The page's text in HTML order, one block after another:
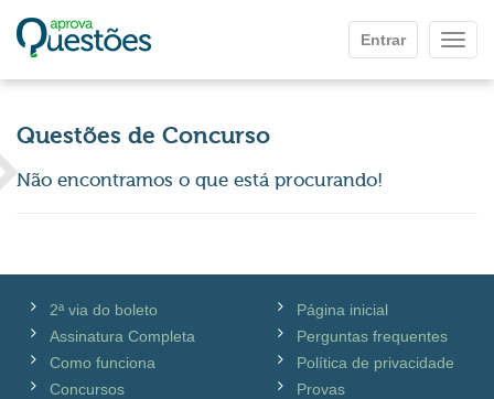
Entrar
Questões de Concurso
Não encontramos o que está procurando!
2ª via do boleto
Assinatura Completa
Como funciona
Concursos
Página inicial
Perguntas frequentes
Política de privacidade
Provas